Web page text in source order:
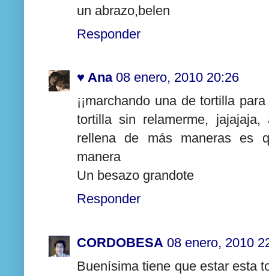
un abrazo,belen
Responder
♥ Ana 08 enero, 2010 20:26
¡¡marchando una de tortilla
tortilla sin relamerme,
rellena de más maneras es
manera
Un besazo grandote
Responder
CORDOBESA 08 enero, 2010
Buenísima tiene que estar esta